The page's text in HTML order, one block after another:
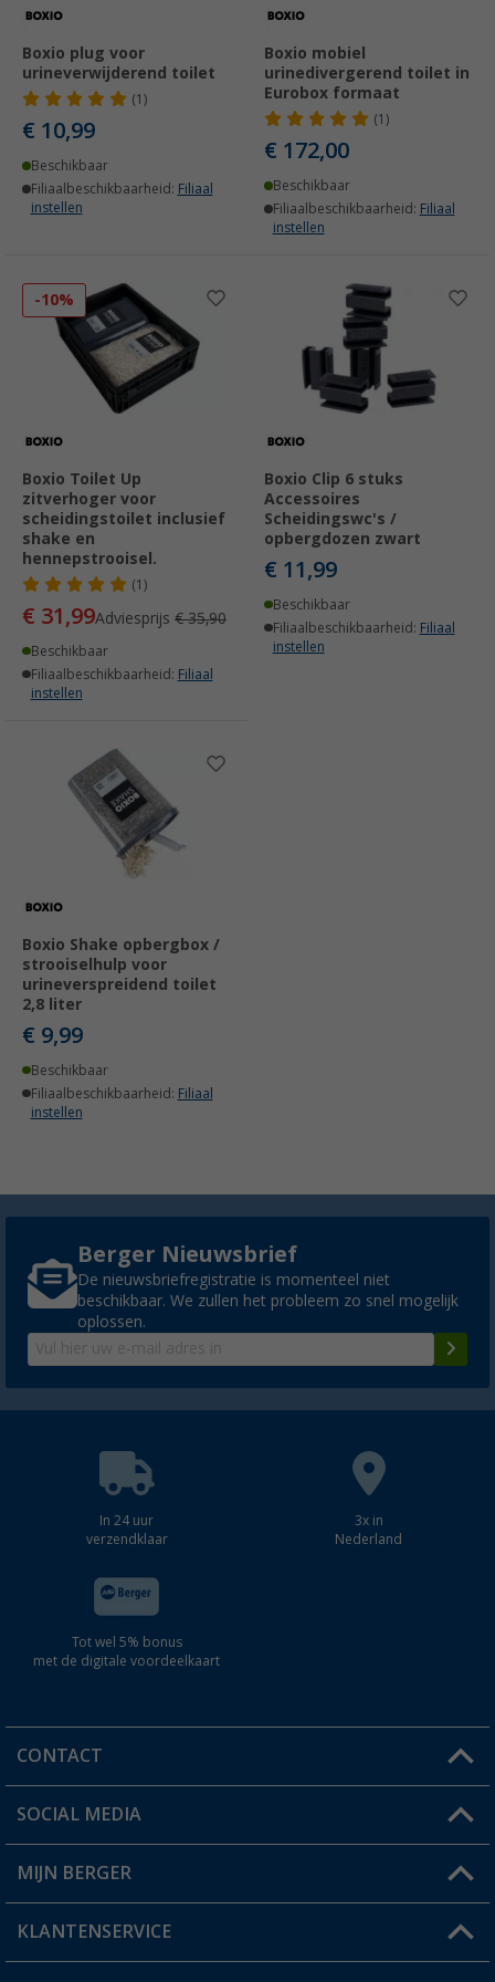
Boxio plug voor
urineverwijderend toilet
(1)
€ 10,99
Beschikbaar
Filiaalbeschikbaarheid: Filiaal
instellen
Boxio mobiel
urinedivergerend toilet in
Eurobox formaat
(1)
€ 172,00
Beschikbaar
Filiaalbeschikbaarheid: Filiaal
instellen
-10%
Boxio Toilet Up
zitverhoger voor
scheidingstoilet inclusief
shake en
hennepstrooisel.
(1)
€ 31,99Adviesprijs € 35,90
Beschikbaar
Filiaalbeschikbaarheid: Filiaal
instellen
Boxio Clip 6 stuks
Accessoires
Scheidingswc's /
opbergdozen zwart
€ 11,99
Beschikbaar
Filiaalbeschikbaarheid: Filiaal
instellen
Boxio Shake opbergbox /
strooiselhulp voor
urineverspreidend toilet
2,8 liter
€ 9,99
Beschikbaar
Filiaalbeschikbaarheid: Filiaal
instellen
Berger Nieuwsbrief
De nieuwsbriefregistratie is momenteel niet
beschikbaar. We zullen het probleem zo snel mogelijk
oplossen.
In 24 uur
verzendklaar
3x in
Nederland
Tot wel 5% bonus
met de digitale voordeelkaart
CONTACT
Een vraag?
Winkel vinden
SOCIAL MEDIA
MIJN BERGER
Mijn account
KLANTENSERVICE